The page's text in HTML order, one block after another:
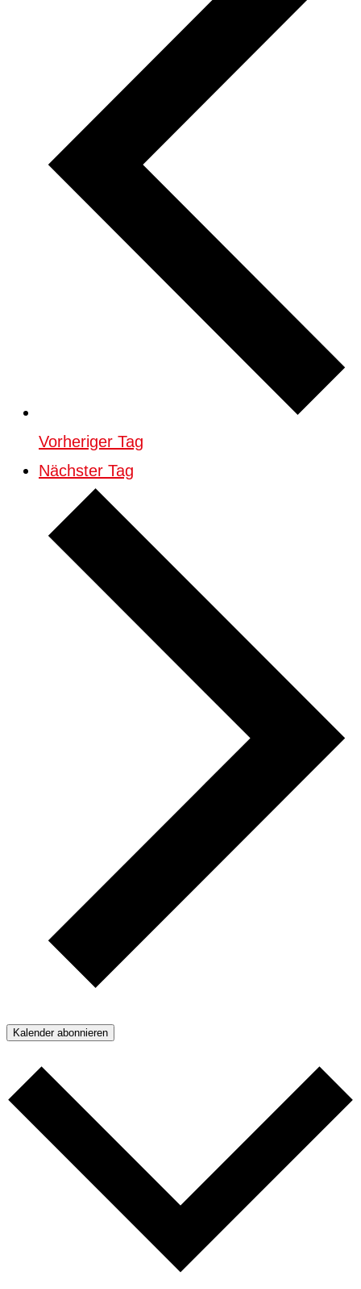
Vorheriger Tag
Nächster Tag
Kalender abonnieren